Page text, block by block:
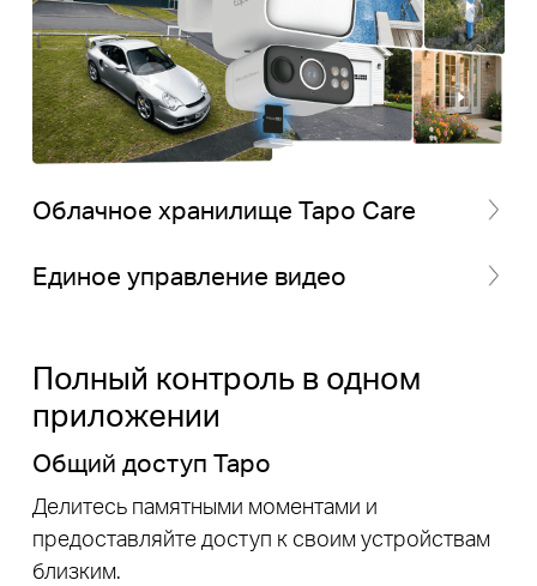
Облачное хранилище Tapo Care
Единое управление видео
Полный контроль в одном
приложении
Общий доступ Tapo
Делитесь памятными моментами и
предоставляйте доступ к своим устройствам
близким.